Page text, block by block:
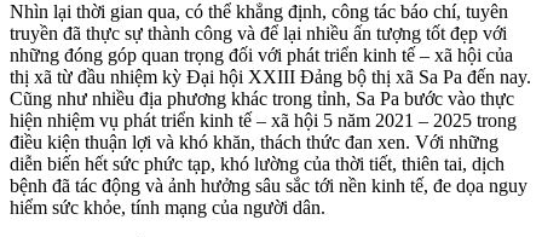
Nhìn lại thời gian qua, có thể khẳng định, công tác báo chí, tuyên
truyền đã thực sự thành công và để lại nhiều ấn tượng tốt đẹp với
những đóng góp quan trọng đối với phát triển kinh tế – xã hội của
thị xã từ đầu nhiệm kỳ Đại hội XXIII Đảng bộ thị xã Sa Pa đến nay.
Cũng như nhiều địa phương khác trong tỉnh, Sa Pa bước vào thực
hiện nhiệm vụ phát triển kinh tế – xã hội 5 năm 2021 – 2025 trong
điều kiện thuận lợi và khó khăn, thách thức đan xen. Với những
diễn biến hết sức phức tạp, khó lường của thời tiết, thiên tai, dịch
bệnh đã tác động và ảnh hưởng sâu sắc tới nền kinh tế, đe dọa nguy
hiểm sức khỏe, tính mạng của người dân.